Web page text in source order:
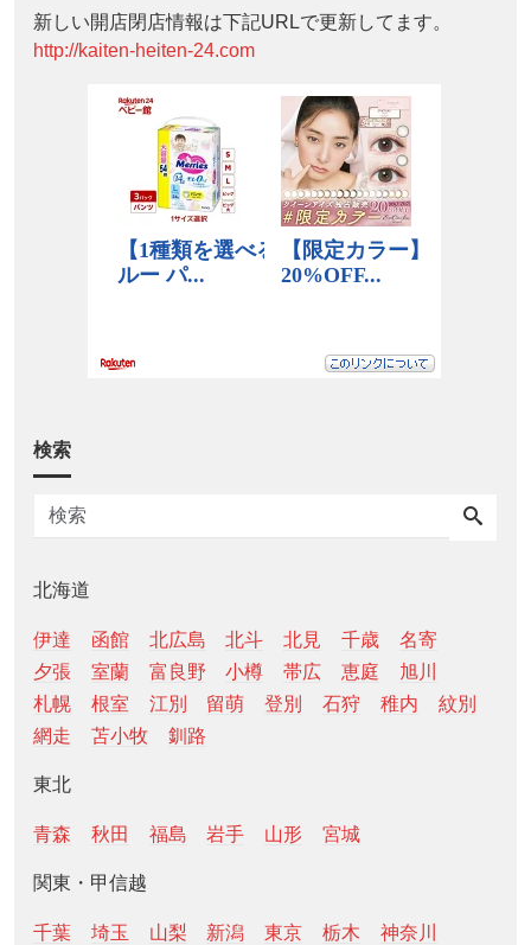
新しい開店閉店情報は下記URLで更新してます。
http://kaiten-heiten-24.com
検索
北海道
伊達 函館 北広島 北斗 北見 千歳
名寄
夕張
室蘭 富良野 小樽 帯広 恵庭
旭川
札幌
根室 江別 留萌 登別 石狩 稚内
紋別
網走
苫小牧 釧路
東北
青森 秋田 福島 岩手 山形 宮城
関東・甲信越
千葉 埼玉 山梨 新潟 東京 栃木
神奈川